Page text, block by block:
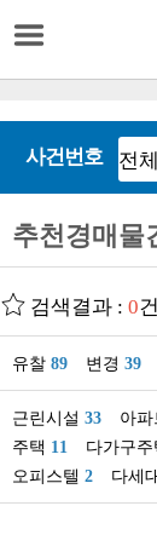
사건번호
추천경매물
검색결과 : 0건
유찰 89 변경 39
근린시설 33 아파
주택 11 다가구주
오피스텔 2 다세